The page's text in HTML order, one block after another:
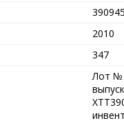
2010
347
Лот №